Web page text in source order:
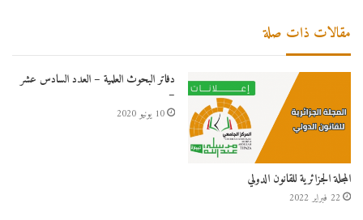
مقالات ذات صلة
المجلة الجزائرية للقانون الدولي
22 فبراير 2022
دفاتر البحوث العلمية – العدد السادس عشر
–
10 يونيو 2020